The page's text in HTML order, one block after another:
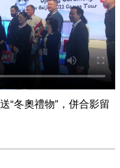
“冬奧禮物”，併合影留